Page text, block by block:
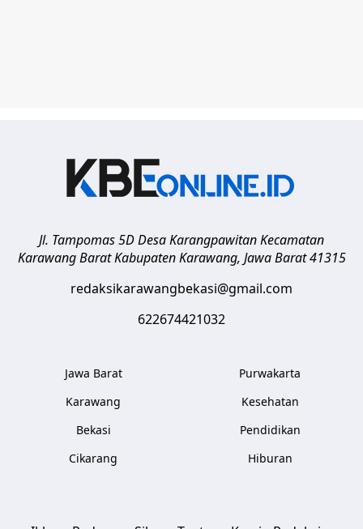
Jl. Tampomas 5D Desa Karangpawitan Kecamatan
Karawang Barat Kabupaten Karawang, Jawa Barat 41315
redaksikarawangbekasi@gmail.com
622674421032
Jawa Barat
Karawang
Bekasi
Cikarang
Purwakarta
Kesehatan
Pendidikan
Hiburan